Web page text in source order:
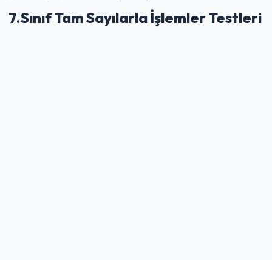
7.Sınıf Tam Sayılarla İşlemler Testleri